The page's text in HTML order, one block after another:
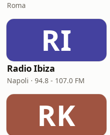
Roma
RI
Radio Ibiza
Napoli · 94.8 - 107.0 FM
RK